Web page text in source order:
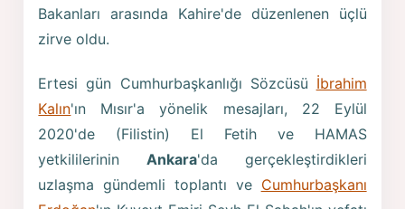
Bakanları arasında Kahire'de düzenlenen üçlü
zirve oldu.
Ertesi gün Cumhurbaşkanlığı Sözcüsü İbrahim
Kalın'ın Mısır'a yönelik mesajları, 22 Eylül
2020'de (Filistin) El Fetih ve HAMAS
yetkililerinin Ankara'da gerçekleştirdikleri
uzlaşma gündemli toplantı ve Cumhurbaşkanı